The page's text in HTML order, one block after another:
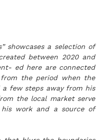
showcases a selection of
between 2020 and
ed here are connected
the period when the
a few steps away from his
the local market serve
work and a source of